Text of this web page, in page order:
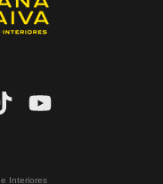
Interiores